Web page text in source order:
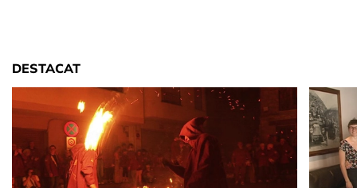
DESTACAT